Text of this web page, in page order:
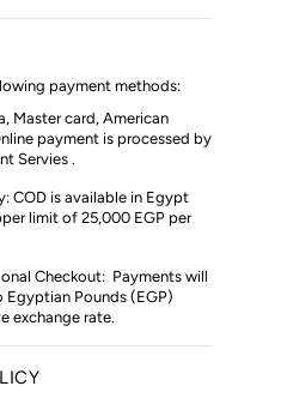
payment methods:
Master card, American
payment is processed by
Servies .
COD is available in Egypt
limit of 25,000 EGP per
Checkout: Payments will
Pounds (EGP)
exchange rate.